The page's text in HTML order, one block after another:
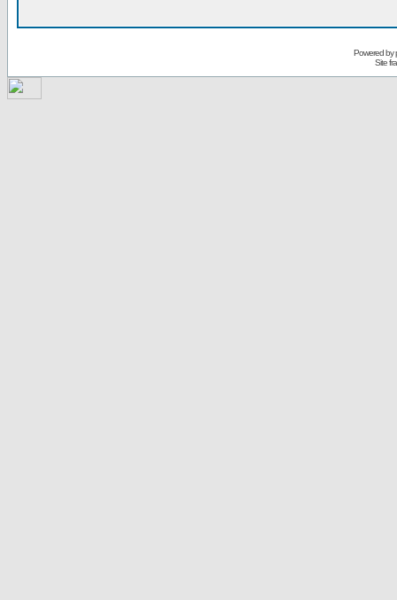
Powered by
Site